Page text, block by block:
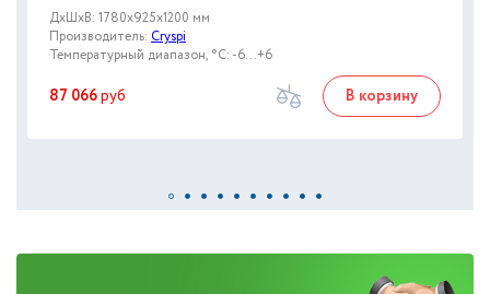
ДxШxВ: 1780x925x1200 мм
Производитель: Cryspi
Температурный диапазон, °C: -6...+6
87 066руб В корзину